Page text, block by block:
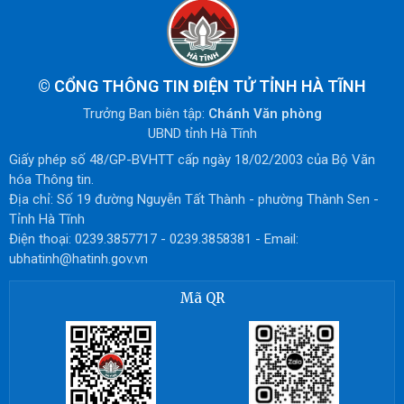
© CỔNG THÔNG TIN ĐIỆN TỬ TỈNH HÀ TĨNH
Trưởng Ban biên tập: Chánh Văn phòng
UBND tỉnh Hà Tĩnh
Giấy phép số 48/GP-BVHTT cấp ngày 18/02/2003 của Bộ Văn
hóa Thông tin.
Địa chỉ: Số 19 đường Nguyễn Tất Thành - phường Thành Sen -
Tỉnh Hà Tĩnh
Điện thoại: 0239.3857717 - 0239.3858381 - Email:
ubhatinh@hatinh.gov.vn
Mã QR